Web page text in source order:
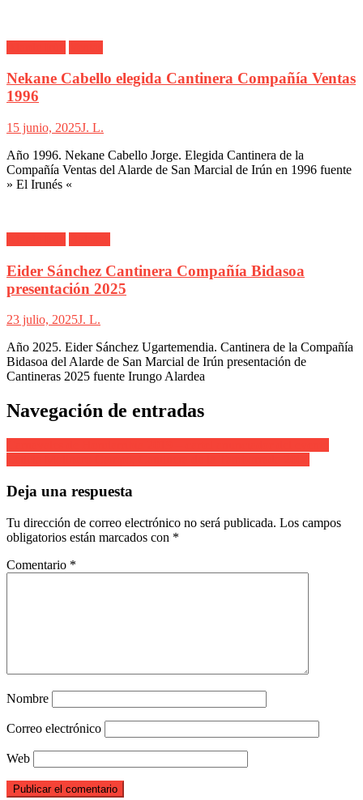
Nekane Cabello elegida Cantinera Compañía Ventas
1996
15 junio, 2025J. L.
Año 1996. Nekane Cabello Jorge. Elegida Cantinera de la
Compañía Ventas del Alarde de San Marcial de Irún en 1996 fuente
» El Irunés «
Eider Sánchez Cantinera Compañía Bidasoa
presentación 2025
23 julio, 2025J. L.
Año 2025. Eider Sánchez Ugartemendia. Cantinera de la Compañía
Bidasoa del Alarde de San Marcial de Irún presentación de
Cantineras 2025 fuente Irungo Alardea
Navegación de entradas
Deja una respuesta
Tu dirección de correo electrónico no será publicada. Los campos
obligatorios están marcados con *
Comentario *
Nombre
Correo electrónico
Web